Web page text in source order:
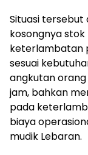
Situasi
kosongnya stok
keterlambatan
sesuai
angkutan
jam, bahkan
pada
biaya
mudik Lebaran.